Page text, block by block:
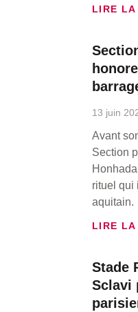
LIRE LA
13 juin
Avant
Section
rituel qui
aquitain.
LIRE LA
Stade
Sclavi